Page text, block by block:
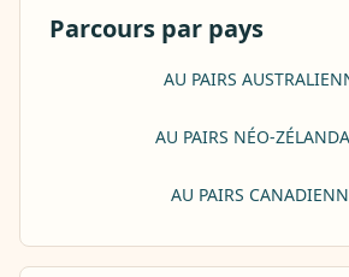
Parcours par pays
AU PAIRS
AU PAIRS NÉO-
AU PAIRS